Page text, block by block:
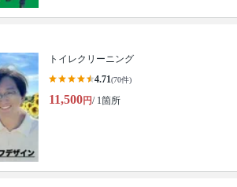
トイレクリーニング
4.71(70件)
11,500円/ 1箇所